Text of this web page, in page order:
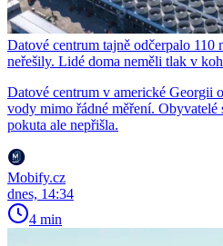
Datové centrum tajně odčerpalo
neřešily. Lidé doma neměli tlak v
Datové centrum v americké Georgii
vody mimo řádné měření. Obyvatelé
pokuta ale nepřišla.
Mobify.cz
dnes, 14:34
4 min